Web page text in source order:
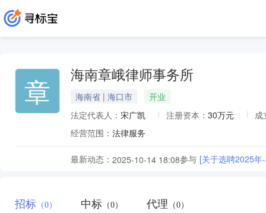
章 海南章峨律师事务所
海南省 | 海口市
开业
法定代表人： 宋广凯 注册资本： 30万元
成
经营范围： 法律服务
最新动态： 2025-10-14 18:08参与 [关于选聘2025
招标 （0） 中标 （0） 代理 （0）